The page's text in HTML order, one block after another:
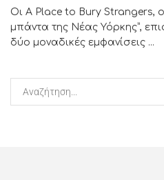
Οι A Place to Bury Strangers,
μπάντα της Νέας Υόρκης”,
δύο μοναδικές εμφανίσεις ...